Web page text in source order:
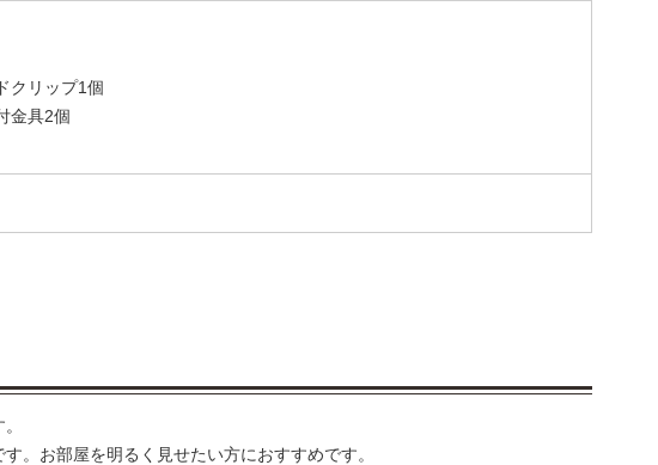
クリップ1個
金具2個
。お部屋を明るく見せたい方におすすめです。